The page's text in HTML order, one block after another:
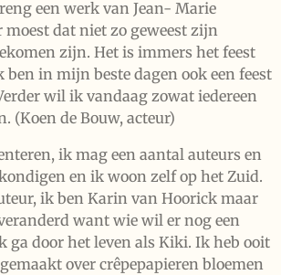
een werk van Jean- Marie
dat niet zo geweest zijn
zijn. Het is immers het feest
in mijn beste dagen ook een feest
wil ik vandaag zowat iedereen
(Koen de Bouw, acteur)
ik mag een aantal auteurs en
en ik woon zelf op het Zuid.
ik ben Karin van Hoorick maar
want wie wil er nog een
ga door het leven als Kiki. Ik heb ooit
over crêpepapieren bloemen